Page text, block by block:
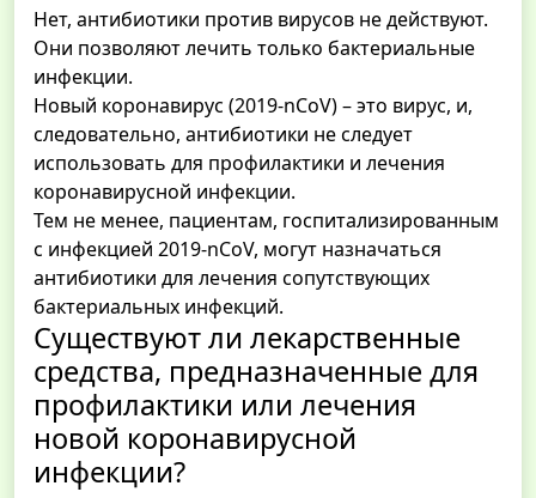
Нет, антибиотики против вирусов не действуют.
Они позволяют лечить только бактериальные
инфекции.
Новый коронавирус (2019-nCoV) – это вирус, и,
следовательно, антибиотики не следует
использовать для профилактики и лечения
коронавирусной инфекции.
Тем не менее, пациентам, госпитализированным
с инфекцией 2019-nCoV, могут назначаться
антибиотики для лечения сопутствующих
бактериальных инфекций.
Существуют ли лекарственные
средства, предназначенные для
профилактики или лечения
новой коронавирусной
инфекции?